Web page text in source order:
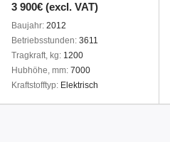
3 900€ (excl. VAT)
Baujahr 2012
Betriebsstunden 3611
Tragkraft, kg 1200
Hubhöhe, mm 7000
Kraftstofftyp
Elektrisch